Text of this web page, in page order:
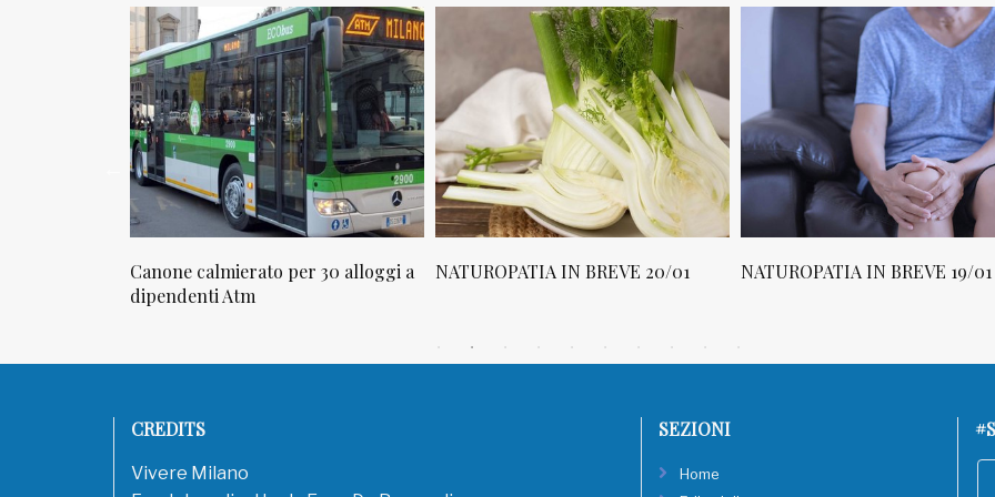
Canone calmierato per 30 alloggi a
dipendenti Atm
NATUROPATIA IN BREVE 20/01 NATUROPATIA IN BREVE 19/01
CREDITS
Vivere Milano
SEZIONI
Home